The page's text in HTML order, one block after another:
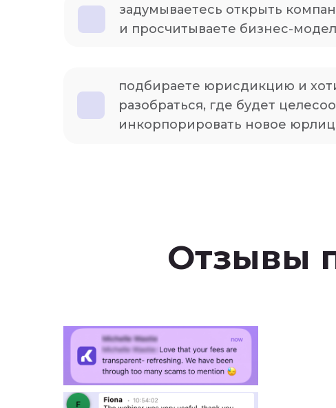
задумываетесь открыть
и просчитываете бизнес-
подбираете юрисдикцию и
разобраться, где будет
инкорпорировать новое
Отзывы